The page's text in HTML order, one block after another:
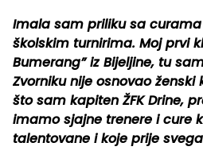
Imala sam priliku sa
školskim turnirima. Moj prvi
Bumerang” iz Bijeljine, tu
Zvorniku nije osnovao
što sam kapiten ŽFK Drine,
imamo sjajne trenere i cure
talentovane i koje prije